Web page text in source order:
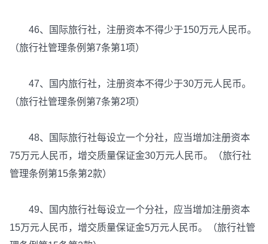
46、国际旅行社，注册资本不得少于150万元人民币。
（旅行社管理条例第7条第1项）
47、国内旅行社，注册资本不得少于30万元人民币。
（旅行社管理条例第7条第2项）
48、国际旅行社每设立一个分社，应当增加注册资本
75万元人民币，增交质量保证金30万元人民币。（旅行社
管理条例第15条第2款）
49、国内旅行社每设立一个分社，应当增加注册资本
15万元人民币，增交质量保证金5万元人民币。（旅行社管